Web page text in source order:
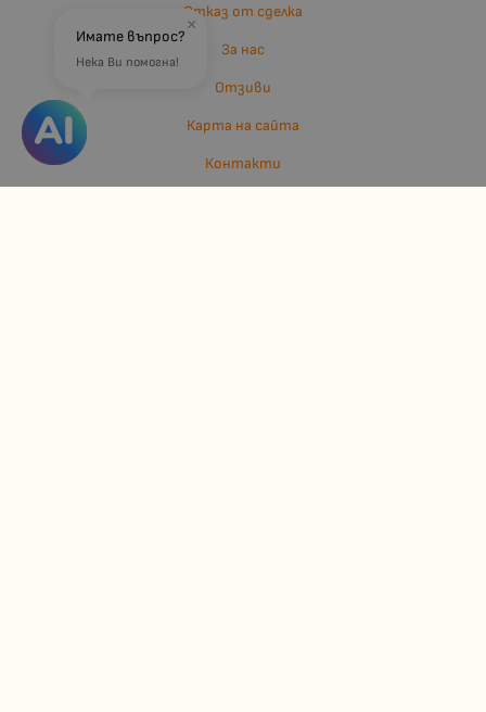
Отказ от сделка
За нас
Отзиви
Карта на сайта
Контакти
×
Имате въпрос?
Нека Ви помогна!